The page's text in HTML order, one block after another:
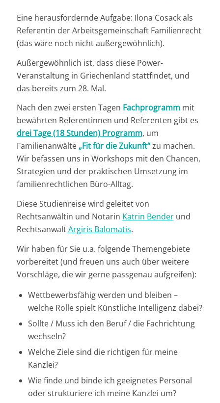
Eine herausfordernde Aufgabe: Ilona Cosack als
Referentin der Arbeitsgemeinschaft Familienrecht
(das wäre noch nicht außergewöhnlich).
Außergewöhnlich ist, dass diese Power-
Veranstaltung in Griechenland stattfindet, und
das bereits zum 28. Mal.
Nach den zwei ersten Tagen Fachprogrammmit
bewährten Referentinnen und Referenten gibt es
drei Tage (18 Stunden) Programm, um
Familienanwälte„Fit für die Zukunft“zu machen.
Wir befassen uns in Workshops mit den Chancen,
Strategien und der praktischen Umsetzung im
familienrechtlichen Büro-Alltag.
Diese Studienreise wird geleitet von
Rechtsanwältin und Notarin Katrin Benderund
RechtsanwaltArgiris Balomatis.
Wir haben für Sie u.a. folgende Themengebiete
vorbereitet (und freuen uns auch über weitere
Vorschläge, die wir gerne passgenau aufgreifen):
Wettbewerbsfähig werden und bleiben –
welche Rolle spielt Künstliche Intelligenz dabei?
Sollte / Muss ich den Beruf / die Fachrichtung
wechseln?
Welche Ziele sind die richtigen für meine
Kanzlei?
Wie finde und binde ich geeignetes Personal
oder strukturiere ich meine Kanzlei um?